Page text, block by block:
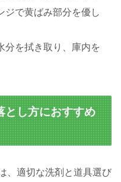
ジで黄ばみ部分を優し
分を拭き取り、庫内を
とし方におすすめ
、適切な洗剤と道具選び